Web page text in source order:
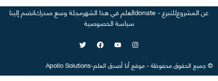
عن المشروعللتبرع - donate العلم في هذا الشهرمجلة وسع صدركانضم إلينا
سياسة الخصوصية
©جميع الحقوق محفوظة-موقع أنا أصدق العلم-
Apollo Solutions